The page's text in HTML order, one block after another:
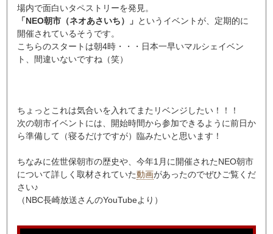
場内で面白いタペストリーを発見。
「NEO朝市（ネオあさいち）」 というイベントが、定期的に
開催されているそうです。
こちらのスタートは朝4時・・・日本一早いマルシェイベン
ト、間違いないですね（笑）
ちょっとこれは気合いを入れてまたリベンジしたい！！！
次の朝市イベントには、開始時間から参加できるように前日か
ら準備して（寝るだけですが）臨みたいと思います！
ちなみに佐世保朝市の歴史や、今年1月に開催されたNEO朝市
について詳しく取材されていた動画があったのでぜひご覧くだ
さい♪
（NBC長崎放送さんのYouTubeより）